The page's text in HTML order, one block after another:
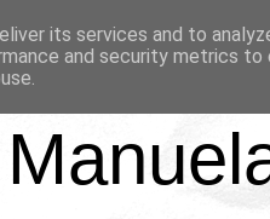
its services and to
and security metrics